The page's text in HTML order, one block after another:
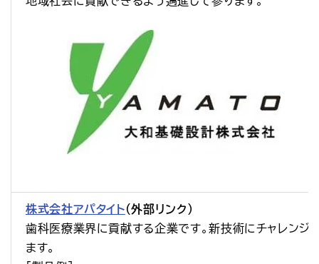
株式会社アパタイト（外部リンク）
歯科医療業界に貢献する企業です。新技術にチャレンジ
ます。